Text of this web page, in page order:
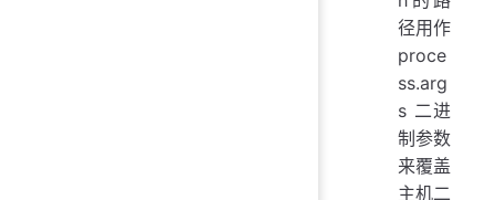
径用作
proce
ss.arg
s 二进
制参数
来覆盖
主机二